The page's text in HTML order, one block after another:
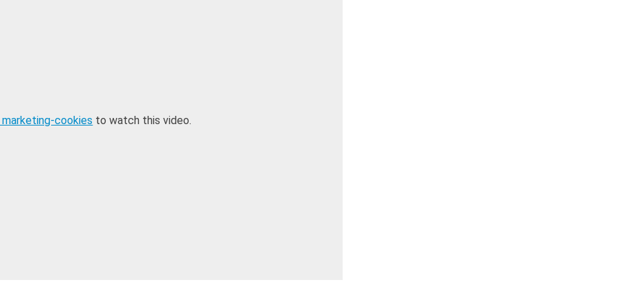
cookies to watch this video.